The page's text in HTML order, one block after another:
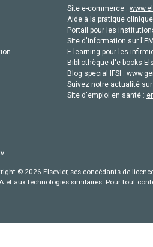
Site e-commerce :
Aide à la pratique
Portail pour les
Site d'information sur
E-learning pour les
Bibliothèque d'e-books
Blog special IFSI :
Suivez notre actualité
Site d'emploi en santé :
© 2026 Elsevier, ses concédants de
et aux technologies similaires. Pour tout